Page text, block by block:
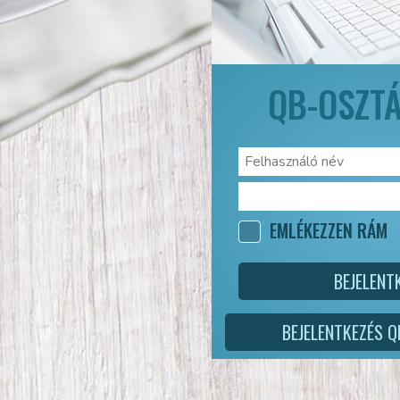
QB-
EMLÉKEZZEN RÁM
BEJELENTKEZÉS